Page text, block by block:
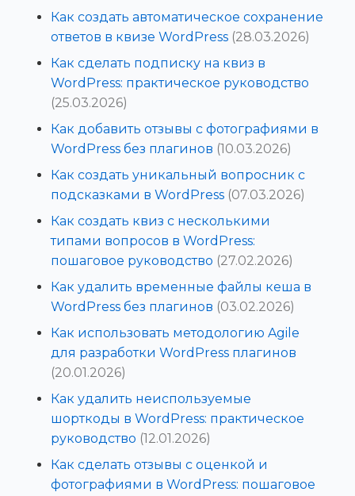
Как создать автоматическое сохранение
ответов в квизе WordPress (28.03.2026)
Как сделать подписку на квиз в
WordPress: практическое руководство
(25.03.2026)
Как добавить отзывы с фотографиями в
WordPress без плагинов (10.03.2026)
Как создать уникальный вопросник с
подсказками в WordPress (07.03.2026)
Как создать квиз с несколькими
типами вопросов в WordPress:
пошаговое руководство (27.02.2026)
Как удалить временные файлы кеша в
WordPress без плагинов (03.02.2026)
Как использовать методологию Agile
для разработки WordPress плагинов
(20.01.2026)
Как удалить неиспользуемые
шорткоды в WordPress: практическое
руководство (12.01.2026)
Как сделать отзывы с оценкой и
фотографиями в WordPress: пошаговое